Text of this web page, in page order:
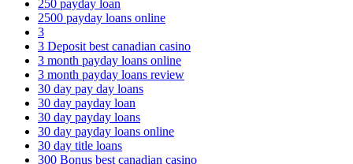
250 payday loan
2500 payday loans online
3
3 Deposit best canadian casino
3 month payday loans online
3 month payday loans review
30 day pay day loans
30 day payday loan
30 day payday loans
30 day payday loans online
30 day title loans
300 Bonus best canadian casino